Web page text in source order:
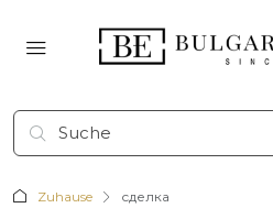
Zuhause сделка